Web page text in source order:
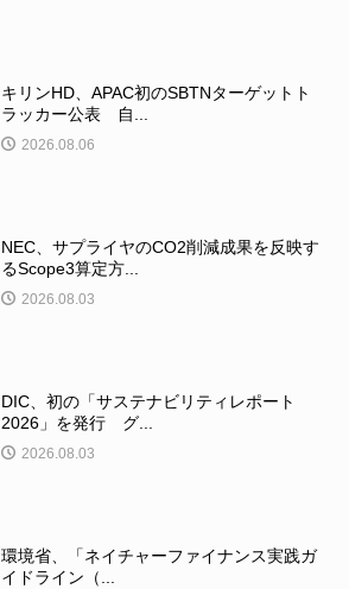
キリンHD、APAC初のSBTNターゲットト
ラッカー公表 自...
2026.08.06
NEC、サプライヤのCO2削減成果を反映す
るScope3算定方...
2026.08.03
DIC、初の「サステナビリティレポート
2026」を発行 グ...
2026.08.03
環境省、「ネイチャーファイナンス実践ガ
イドライン（...